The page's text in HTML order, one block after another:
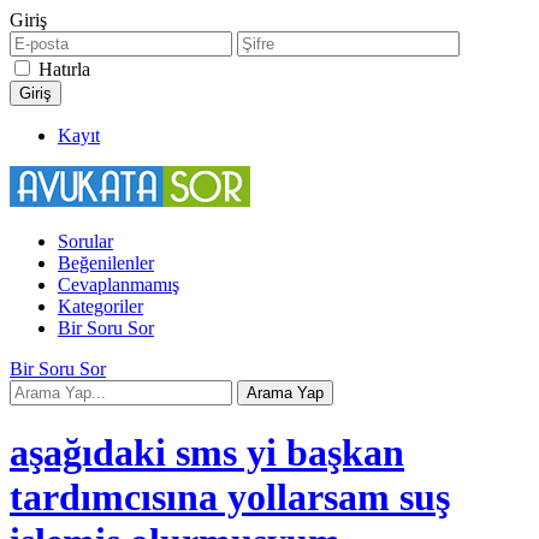
Giriş
Hatırla
Kayıt
Sorular
Beğenilenler
Cevaplanmamış
Kategoriler
Bir Soru Sor
Bir Soru Sor
aşağıdaki sms yi başkan
tardımcısına yollarsam suş